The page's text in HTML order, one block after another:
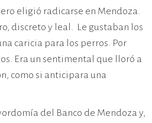
eligió radicarse en Mendoza.
discreto y leal. Le gustaban los
caricia para los perros. Por
Era un sentimental que lloró a
como si anticipara una
del Banco de Mendoza y,